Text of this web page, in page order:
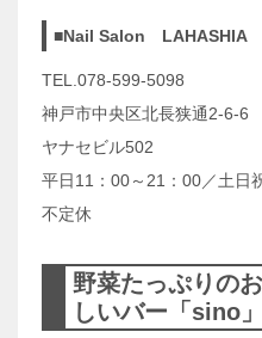
■Nail Salon LAHASHIA
TEL.078-599-5098
神戸市中央区北長狭通2-6-6
ヤナセビル502
平日11：00～21：00／土日
不定休
野菜たっぷりの
しいバー「sino」